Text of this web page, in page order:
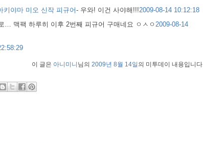
키야마 미오 신작 피규어- 우와! 이건 사야해!!!2009-08-14 10:12:18
… 맥팩 하루히 이후 2번째 피규어 구매네요 ㅇㅅㅇ2009-08-14
이 글은 아니미니님의 2009년 8월 14일의 미투데이 내용입니다.